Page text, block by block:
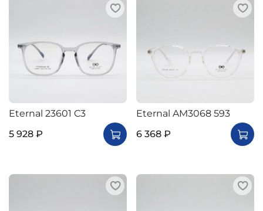
Eternal 23601 C3
5 928 ₽
Eternal AM3068 593
6 368 ₽